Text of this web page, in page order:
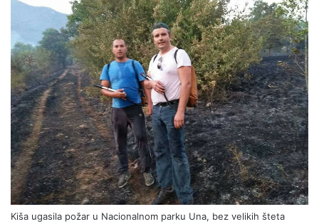
Kiša ugasila požar u Nacionalnom parku Una, bez velikih šteta